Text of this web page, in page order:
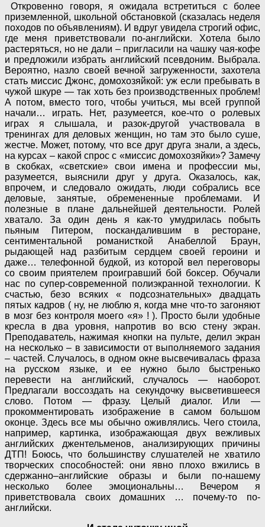
Откровенно говоря, я ожидала встретиться с более
приземленной, школьной обстановкой (сказалась неделя
походов по объявлениям). И вдруг увидела строгий офис,
где меня приветствовали по-английски. Хотела было
растеряться, но не дали – пригласили на чашку чая-кофе
и предложили избрать английский псевдоним. Выбрала.
Вероятно, назло своей вечной загруженности, захотела
стать миссис Джонс, домохозяйкой: уж если пребывать в
чужой шкуре — так хоть без производственных проблем!
А потом, вместо того, чтобы учиться, мы всей группой
начали… играть. Нет, разумеется, кое-что о ролевых
играх я слышала, и разок-другой участвовала в
тренингах для деловых женщин, но там это было суше,
жестче. Может, потому, что все друг друга знали, а здесь,
на курсах – какой спрос с «миссис домохозяйки»? Замечу
в скобках, «светские» свои имена и профессии мы,
разумеется, выяснили друг у друга. Оказалось, как,
впрочем, и следовало ожидать, люди собрались все
деловые, занятые, обремененные проблемами. И
полезные в плане дальнейшей деятельности. Ролей
хватало. За один день я как-то умудрилась побыть
пьяным Питером, поскандалившим в ресторане,
сентиментальной романисткой Анабеллой Браун,
рыдающей над разбитым сердцем своей героини и
даже… телефонной будкой, из которой вел переговоры
со своим приятелем проигравший бой боксер. Обучали
нас по супер-современной полиэкранной технологии. К
счастью, безо всяких « подсознательных» двадцать
пятых кадров ( ну, не люблю я, когда мне что-то загоняют
в мозг без контроля моего «я» ! ). Просто были удобные
кресла в два уровня, напротив во всю стену экран.
Преподаватель, нажимая кнопки на пульте, делил экран
на несколько – в зависимости от выполняемого задания
– частей. Случалось, в одном окне высвечивалась фраза
на русском языке, и ее нужно было быстренько
перевести на английский, случалось — наоборот.
Предлагали воссоздать на секундочку высветившееся
слово. Потом — фразу. Целый диалог. Или —
прокомментировать изображение в самом большом
оконце. Здесь все мы обычно оживлялись. Чего стоила,
например, картинка, изображающая двух вежливых
английских джентельменов, анализирующих причины
ДТП! Боюсь, что большинству слушателей не хватило
творческих способностей: они явно плохо вжились в
сдержанно–английские образы и были по-нашему
несколько более эмоциональны… Вечером я
приветствовала своих домашних … почему-то по-
английски.